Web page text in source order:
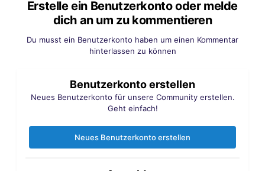
Erstelle ein Benutzerkonto oder melde
dich an um zu kommentieren
Du musst ein Benutzerkonto haben um einen Kommentar
hinterlassen zu können
Benutzerkonto erstellen
Neues Benutzerkonto für unsere Community erstellen.
Geht einfach!
Neues Benutzerkonto erstellen